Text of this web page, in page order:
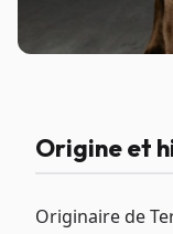
Origine et
Originaire de